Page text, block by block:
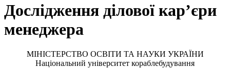
Дослідження ділової кар’єри
менеджера
МІНІСТЕРСТВО ОСВІТИ ТА НАУКИ УКРАЇНИ
Національний університет кораблебудування